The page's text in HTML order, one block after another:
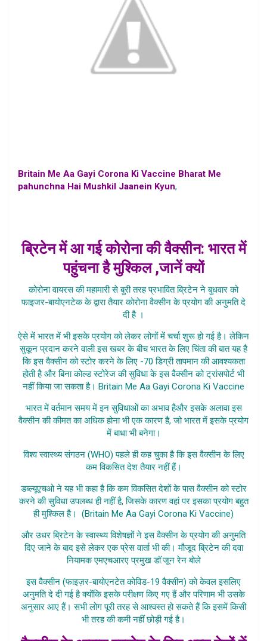
Britain Me Aa Gayi Corona Ki Vaccine Bharat Me
pahunchna Hai Mushkil Jaanein Kyun,
ब्रिटेन में आ गई कोरोना की वैक्सीन: भारत में
पहुंचना है मुश्किल ,जानें क्यों
कोरोना वायरस की महामारी से बुरी तरह प्रभावित ब्रिटेन ने बुधवार को
फाइजर-बायोएनटेक के द्वारा तैयार कोरोना वैक्सीन के प्रयोग की अनुमति दे
दी है ।
ऐसे में भारत में भी इसके प्रयोग को लेकर लोगों में चर्चा शुरू हो गई है। लेकिन
सुकून प्रदान करने वाली इस खबर के बीच भारत के लिए चिंता की बात यह है
कि इस वैक्सीन को स्टोर करने के लिए -70 डिग्री तापमान की आवश्यकता
होती है और बिना कोल्ड स्टोरेज की सुविधा के इस वैक्सीन को ट्रांसपोर्ट भी
नहीं किया जा सकता है। Britain Me Aa Gayi Corona Ki Vaccine
भारत में वर्तमान समय में इन सुविधाओं का अभाव हैऔर इसके अलावा इस
वैक्सीन की कीमत का अधिक होना भी एक कारण है, जो भारत में इसके प्रयोग
में बाधा भी बनेगा।
विश्व स्वास्थ्य संगठन (WHO) पहले ही कह चुका है कि इस वैक्सीन के लिए
कम विकसित देश तैयार नहीं हैं।
डब्ल्यूएचओ ने यह भी कहा है कि कम विकसित देशों के पास वैक्सीन को स्टोर
करने की सुविधा उपलब्ध ही नहीं है, जिसके कारण वहां पर इसका प्रयोग बहुत
ही मुश्किल है। (Britain Me Aa Gayi Corona Ki Vaccine)
और उधर ब्रिटेन के स्वास्थ्य विशेषज्ञों ने इस वैक्सीन के प्रयोग की अनुमति
दिए जाने के बाद इसे लेकर एक प्रेस वार्ता भी की। मौजूद ब्रिटेन की दवा
नियामक एमएचआरए प्रमुख डॉ.जून रेन बोले
इस वैक्सीन (फाइज़र-बायोएनटेत कोविड-19 वैक्सीन) को केवल इसलिए
अनुमति दे दी गई है क्योंकि इसके परीक्षण किए गए हैं और परिणाम भी उसके
अनुसार आए हैं। सभी लोग पूरी तरह से आश्वस्त हो सकते हैं कि इसमें किसी
भी तरह की कमी नहीं छोड़ी गई है।